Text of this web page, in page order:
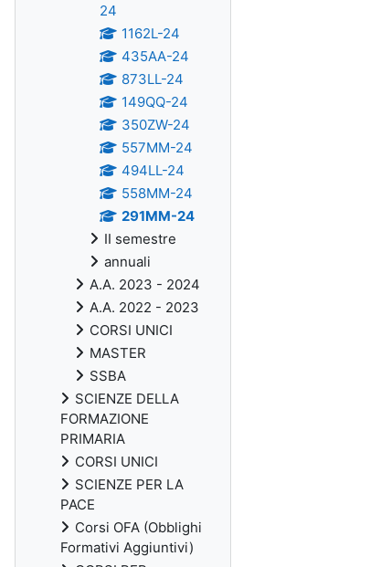
24
1162L-24
435AA-24
873LL-24
149QQ-24
350ZW-24
557MM-24
494LL-24
558MM-24
291MM-24
II semestre
annuali
A.A. 2023 - 2024
A.A. 2022 - 2023
CORSI UNICI
MASTER
SSBA
SCIENZE DELLA
FORMAZIONE
PRIMARIA
CORSI UNICI
SCIENZE PER LA
PACE
Corsi OFA (Obblighi
Formativi Aggiuntivi)